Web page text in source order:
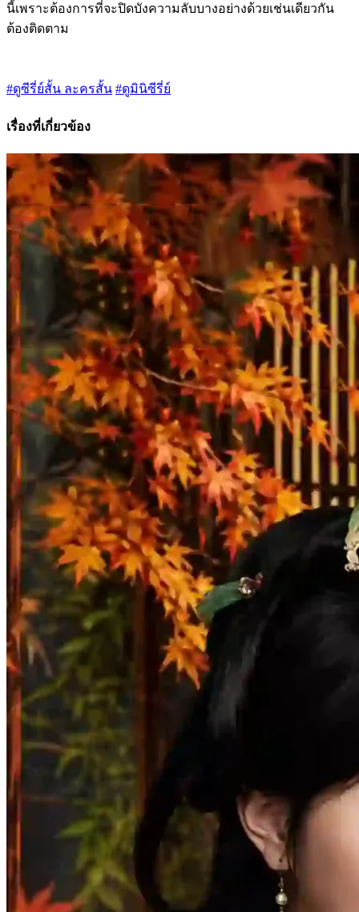
นี้เพราะต้องการที่จะปิดบังความลับบางอย่างด้วยเช่นเดียวกัน
ต้องติดตาม
#ดูซีรี่ย์สั้น ละครสั้น #ดูมินิซีรี่ย์
เรื่องที่เกี่ยวข้อง